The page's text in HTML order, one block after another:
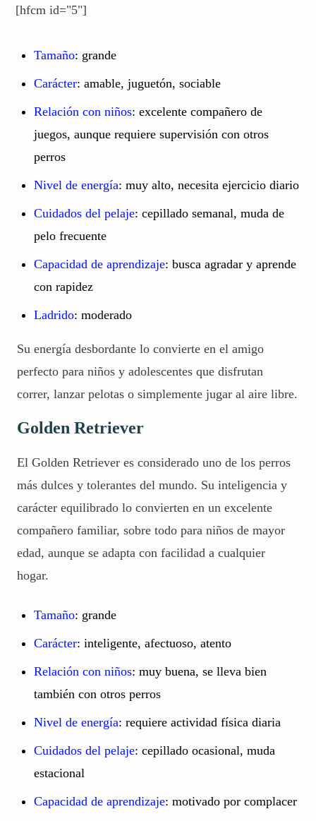
[hfcm id="5"]
Tamaño: grande
Carácter: amable, juguetón, sociable
Relación con niños: excelente compañero de
juegos, aunque requiere supervisión con otros
perros
Nivel de energía: muy alto, necesita ejercicio diario
Cuidados del pelaje: cepillado semanal, muda de
pelo frecuente
Capacidad de aprendizaje: busca agradar y aprende
con rapidez
Ladrido: moderado
Su energía desbordante lo convierte en el amigo
perfecto para niños y adolescentes que disfrutan
correr, lanzar pelotas o simplemente jugar al aire libre.
Golden Retriever
El Golden Retriever es considerado uno de los perros
más dulces y tolerantes del mundo. Su inteligencia y
carácter equilibrado lo convierten en un excelente
compañero familiar, sobre todo para niños de mayor
edad, aunque se adapta con facilidad a cualquier
hogar.
Tamaño: grande
Carácter: inteligente, afectuoso, atento
Relación con niños: muy buena, se lleva bien
también con otros perros
Nivel de energía: requiere actividad física diaria
Cuidados del pelaje: cepillado ocasional, muda
estacional
Capacidad de aprendizaje: motivado por complacer